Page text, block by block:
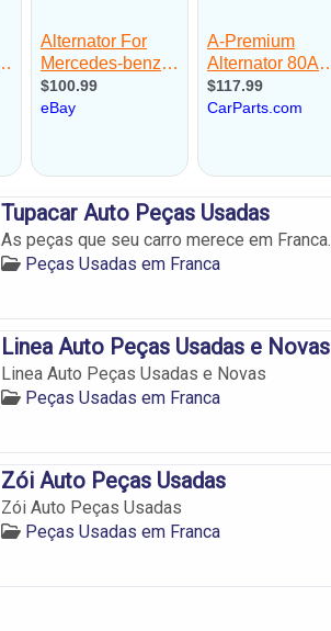
Tupacar Auto Peças Usadas
As peças que seu carro merece em Franca.
Peças Usadas em Franca
Linea Auto Peças Usadas e Novas
Linea Auto Peças Usadas e Novas
Peças Usadas em Franca
Zói Auto Peças Usadas
Zói Auto Peças Usadas
Peças Usadas em Franca